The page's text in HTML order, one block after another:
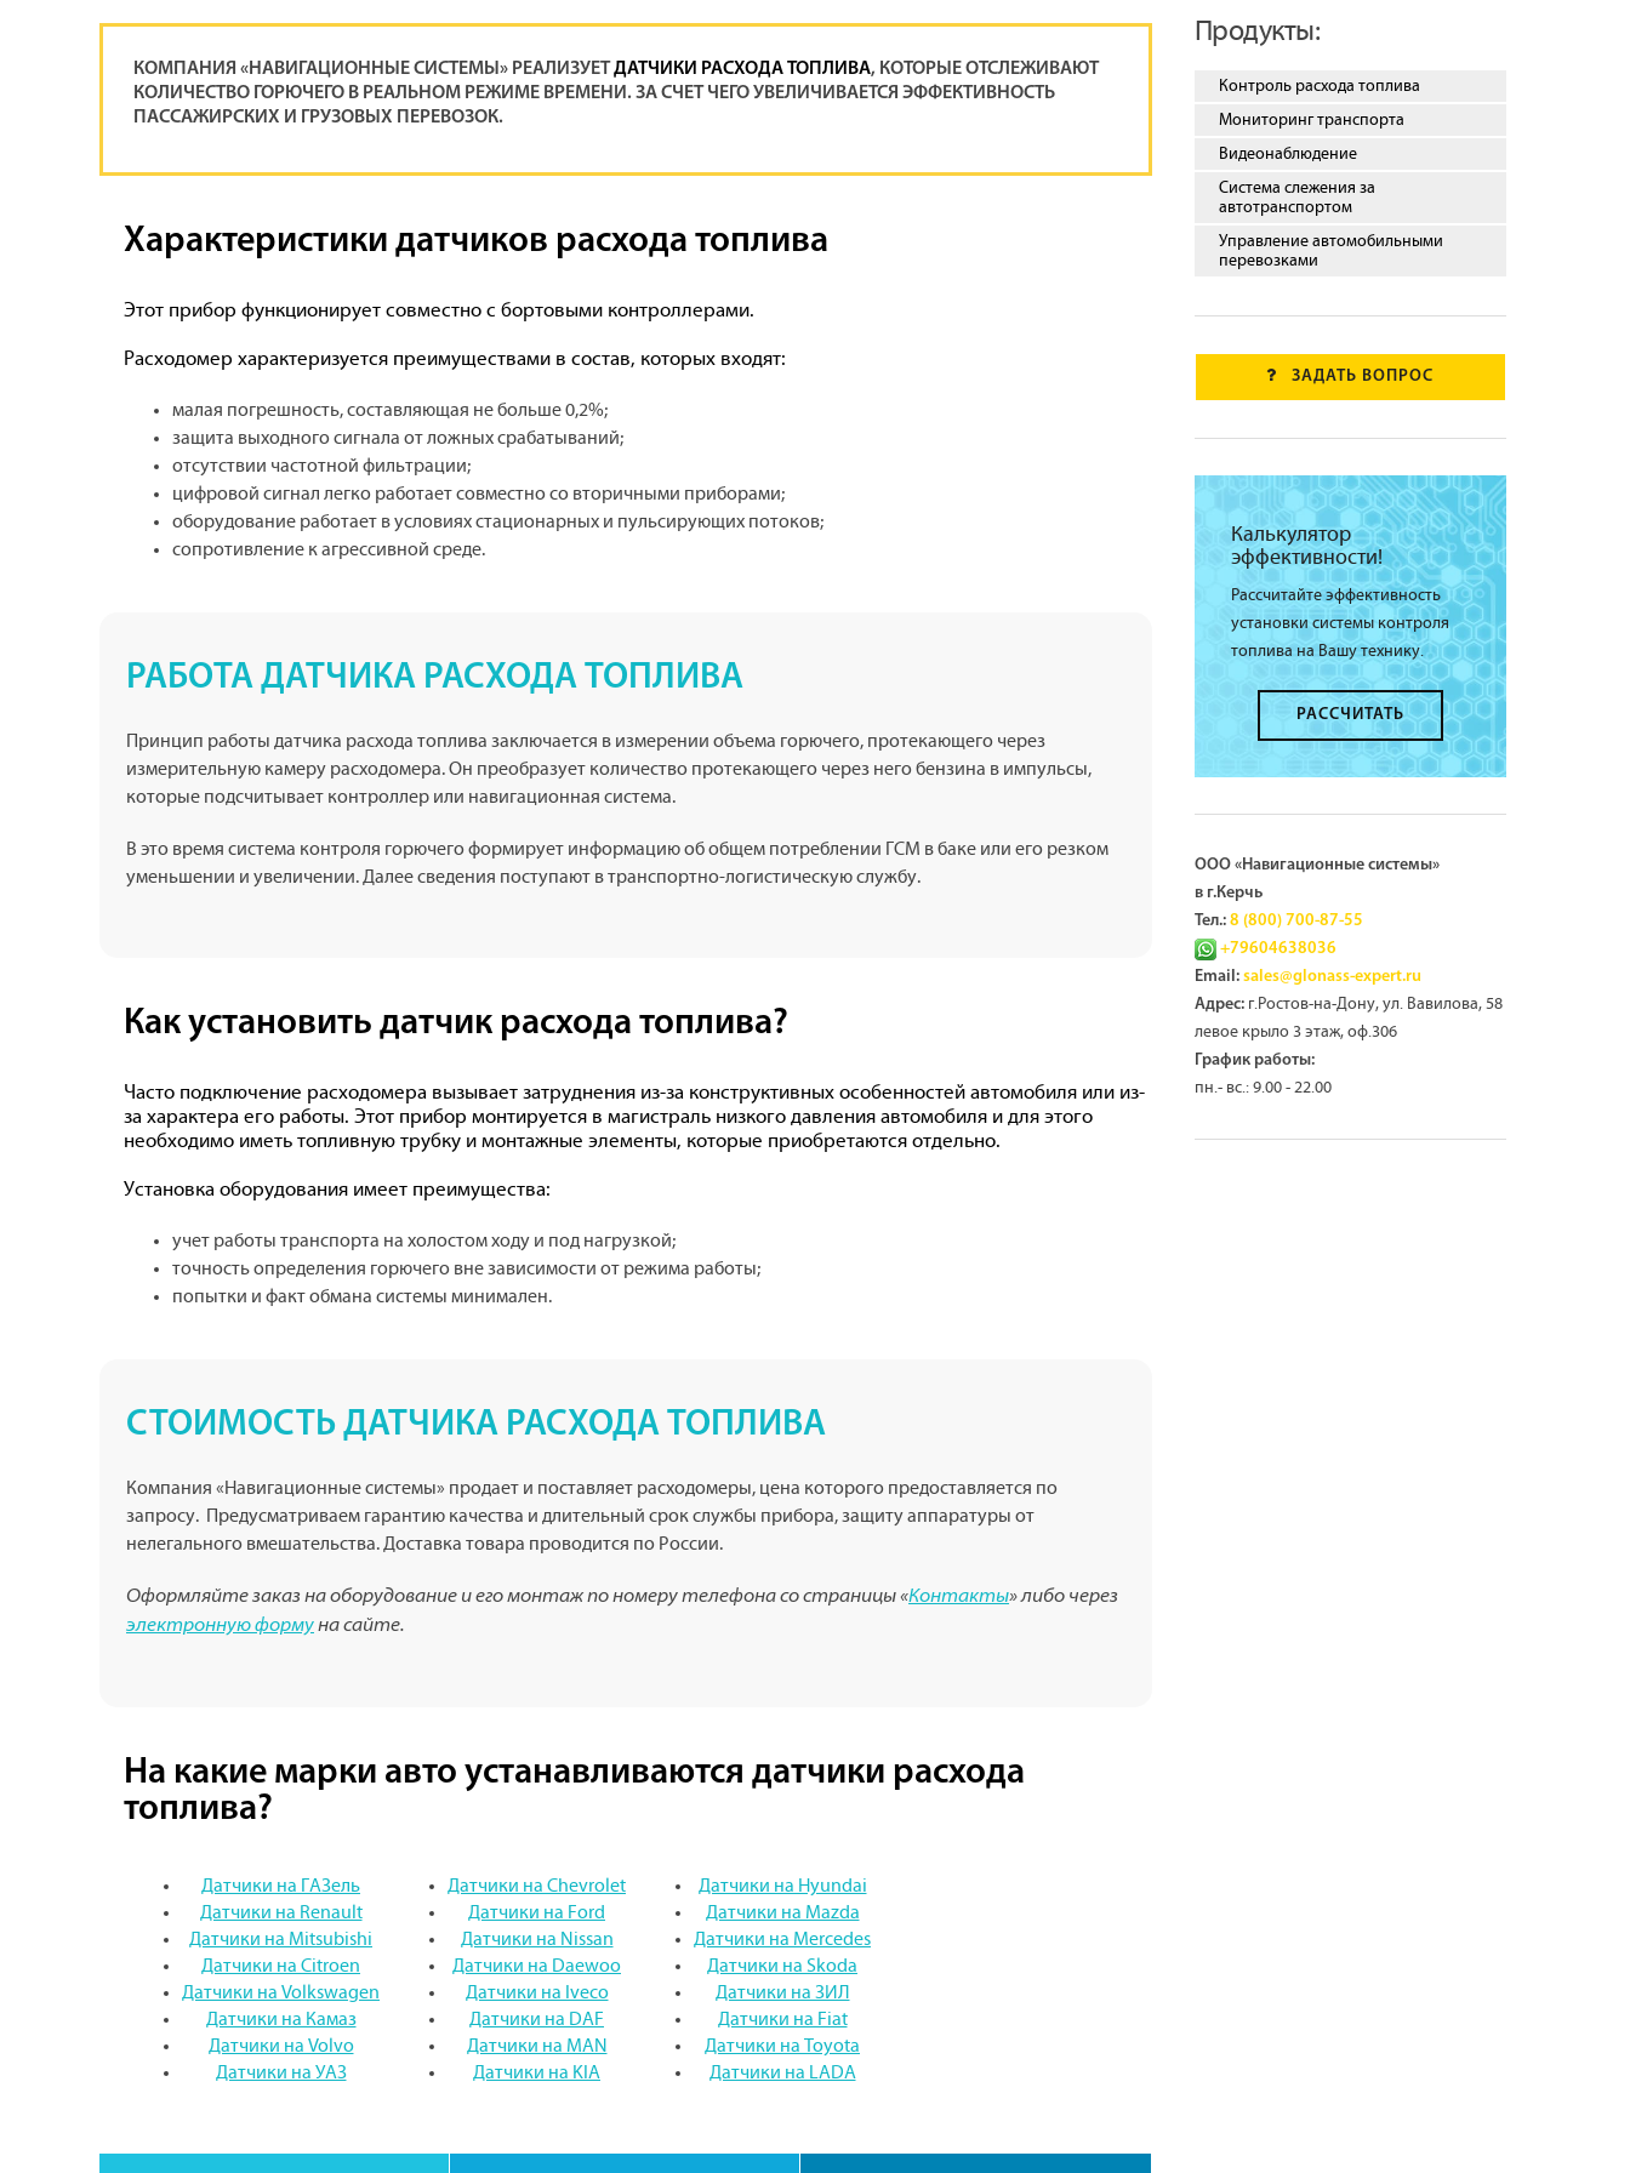
КОМПАНИЯ «НАВИГАЦИОННЫЕ СИСТЕМЫ» РЕАЛИЗУЕТДАТЧИКИ РАСХОДА ТОПЛИВА, КОТОРЫЕ ОТСЛЕЖИВАЮТ
КОЛИЧЕСТВО ГОРЮЧЕГО В РЕАЛЬНОМ РЕЖИМЕ ВРЕМЕНИ. ЗА СЧЕТ ЧЕГО УВЕЛИЧИВАЕТСЯ ЭФФЕКТИВНОСТЬ
ПАССАЖИРСКИХ И ГРУЗОВЫХ ПЕРЕВОЗОК.
Характеристики датчиков расхода топлива
Этот прибор функционирует совместно с бортовыми контроллерами.
Расходомер характеризуется преимуществами в состав, которых входят:
малая погрешность, составляющая не больше 0,2%;
защита выходного сигнала от ложных срабатываний;
отсутствии частотной фильтрации;
цифровой сигнал легко работает совместно со вторичными приборами;
оборудование работает в условиях стационарных и пульсирующих потоков;
сопротивление к агрессивной среде.
РАБОТА ДАТЧИКА РАСХОДА ТОПЛИВА
Принцип работы датчика расхода топлива заключается в измерении объема горючего, протекающего через
измерительную камеру расходомера. Он преобразует количество протекающего через него бензина в импульсы,
которые подсчитывает контроллер или навигационная система.
В это время система контроля горючего формирует информацию об общем потреблении ГСМ в баке или его резком
уменьшении и увеличении. Далее сведения поступают в транспортно-логистическую службу.
Как установить датчик расхода топлива?
Часто подключение расходомера вызывает затруднения из-за конструктивных особенностей автомобиля или из-
за характера его работы. Этот прибор монтируется в магистраль низкого давления автомобиля и для этого
необходимо иметь топливную трубку и монтажные элементы, которые приобретаются отдельно.
Установка оборудования имеет преимущества:
учет работы транспорта на холостом ходу и под нагрузкой;
точность определения горючего вне зависимости от режима работы;
попытки и факт обмана системы минимален.
СТОИМОСТЬ ДАТЧИКА РАСХОДА ТОПЛИВА
Компания «Навигационные системы» продает и поставляет расходомеры, цена которого предоставляется по
запросу. Предусматриваем гарантию качества и длительный срок службы прибора, защиту аппаратуры от
нелегального вмешательства. Доставка товара проводится по России.
Оформляйте заказ на оборудование и его монтаж по номеру телефона со страницы «Контакты» либо через
электронную формуна сайте.
На какие марки авто устанавливаются датчики расхода
топлива?
Датчики на ГАЗель
Датчики на Renault
Датчики на Mitsubishi
Датчики на Citroen
Датчики на Volkswagen
Датчики на Камаз
Датчики на Volvo
Датчики на УАЗ
Датчики на Chevrolet
Датчики на Ford
Датчики на Nissan
Датчики на Daewoo
Датчики на Iveco
Датчики на DAF
Датчики на MAN
Датчики на KIA
Датчики на Hyundai
Датчики на Mazda
Датчики на Mercedes
Датчики на Skoda
Датчики на ЗИЛ
Датчики на Fiat
Датчики на Toyota
Датчики на LADA
Продукты:
Контроль расхода топлива
Мониторинг транспорта
Видеонаблюдение
Система слежения за
автотранспортом
Управление автомобильными
перевозками
ЗАДАТЬ ВОПРОС
Калькулятор
эффективности!
Рассчитайте эффективность
установки системы контроля
топлива на Вашу технику.
РАССЧИТАТЬ
ООО «Навигационные системы»
в г.Керчь
Тел.: 8 (800) 700-87-55
+79604638036
Email: sales@glonass-expert.ru
Адрес:г.Ростов-на-Дону, ул. Вавилова, 58
левое крыло 3 этаж, оф.306
График работы:
пн.- вс.: 9.00 - 22.00